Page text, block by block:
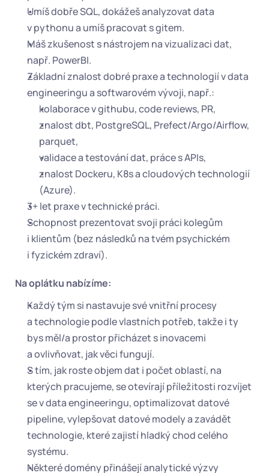
Umíš dobře SQL, dokážeš analyzovat data
v pythonu a umíš pracovat s gitem.
Máš zkušenost s nástrojem na vizualizaci dat,
např. PowerBI.
Základní znalost dobré praxe a technologií v data
engineeringu a softwarovém vývoji, např.:
kolaborace v githubu, code reviews, PR,
znalost dbt, PostgreSQL, Prefect/Argo/Airflow,
parquet,
validace a testování dat, práce s APIs,
znalost Dockeru, K8s a cloudových technologií
(Azure).
3+ let praxe v technické práci.
Schopnost prezentovat svoji práci kolegům
i klientům (bez následků na tvém psychickém
i fyzickém zdraví).
Na oplátku nabízíme:
Každý tým si nastavuje své vnitřní procesy
a technologie podle vlastních potřeb, takže i ty
bys měl/a prostor přicházet s inovacemi
a ovlivňovat, jak věci fungují.
S tím, jak roste objem dat i počet oblastí, na
kterých pracujeme, se otevírají příležitosti rozvíjet
se v data engineeringu, optimalizovat datové
pipeline, vylepšovat datové modely a zavádět
technologie, které zajistí hladký chod celého
systému.
Některé domény přinášejí analytické výzvy